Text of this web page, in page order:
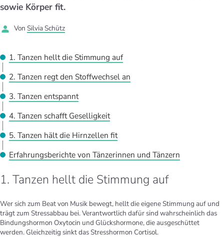
THEMEN IM BEREICH ERNÄHRUNG
BMI berechnen
THEMEN IM BEREICH BEWEGUNG
Kalorienverbrauch berechnen
Personal Health Coaching
THEMEN IM BEREICH ENTSPANNUNG
Glücklich sein
Personal Health Coaching
Wissen
THEMEN IM BEREICH MEDIZIN
Mund- & Zahnpflege
THEMEN IM BEREICH SERVICES
Tools, Test & Quizze
sowie Körper fit.
Von Silvia Schütz
1. Tanzen hellt die Stimmung auf
2. Tanzen regt den Stoffwechsel an
3. Tanzen entspannt
4. Tanzen schafft Geselligkeit
5. Tanzen hält die Hirnzellen fit
Erfahrungsberichte von Tänzerinnen und Tänzern
1. Tanzen hellt die Stimmung auf
Wer sich zum Beat von Musik bewegt, hellt die eigene Stimmung auf und
trägt zum Stressabbau bei. Verantwortlich dafür sind wahrscheinlich das
Bindungshormon Oxytocin und Glückshormone, die ausgeschüttet
werden. Gleichzeitig sinkt das Stresshormon Cortisol.